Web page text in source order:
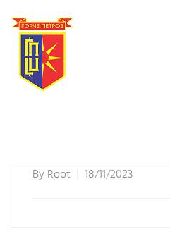
ByRoot 18/11/2023